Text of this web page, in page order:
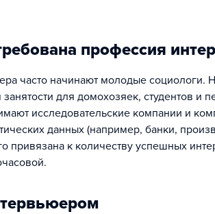
профессия
часто начинают молодые социологи.
для домохозяек, студентов и
исследовательские компании и
данных (например, банки,
привязана к количеству успешных